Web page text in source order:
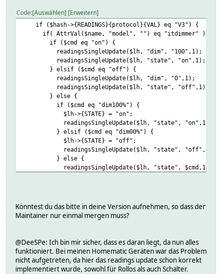
Code Auswählen Erweitern
if ($hash->{READINGS}{protocol}{VAL} eq "V3") {
if( AttrVal($name, "model", "") eq "itdimmer" ) {
if ($cmd eq "on") {
readingsSingleUpdate($lh, "dim", "100",1);
readingsSingleUpdate($lh, "state", "on",1);
} elsif ($cmd eq "off") {
readingsSingleUpdate($lh, "dim", "0",1);
readingsSingleUpdate($lh, "state", "off",1);
} else {
if ($cmd eq "dim100%") {
$lh->{STATE} = "on";
readingsSingleUpdate($lh, "state", "on",1);
} elsif ($cmd eq "dim00%") {
$lh->{STATE} = "off";
readingsSingleUpdate($lh, "state", "off",1);
} else {
readingsSingleUpdate($lh, "state", $cmd,1);
readingsSingleUpdate($lh, "state", $cmd,1);
}
}
Könntest du das bitte in deine Version aufnehmen, so dass der
Maintainer nur einmal mergen muss?
@DeeSPe: Ich bin mir sicher, dass es daran liegt, da nun alles
funktioniert. Bei meinen Homematic Geräten war das Problem
nicht aufgetreten, da hier das readings update schon korrekt
implementiert wurde, sowohl für Rollos als auch Schalter.